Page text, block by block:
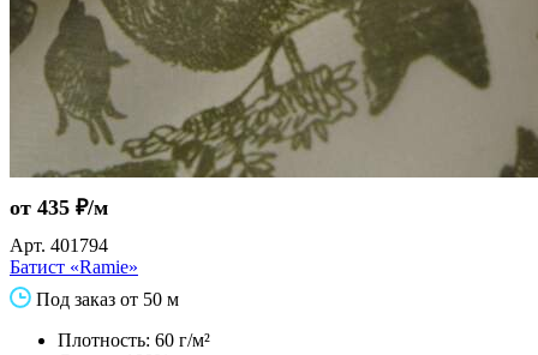
от 435 ₽/м
Арт. 401794
Батист «Ramie»
Под заказ от 50 м
Плотность: 60 г/м²